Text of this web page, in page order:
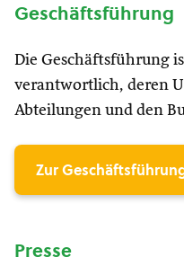
Geschäftsführung
Die Geschäftsführung
verantwortlich, deren
Abteilungen und den
Zur
Presse